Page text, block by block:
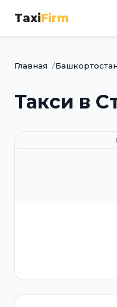
TaxiFirm
Главная Башкортостан
Такси в